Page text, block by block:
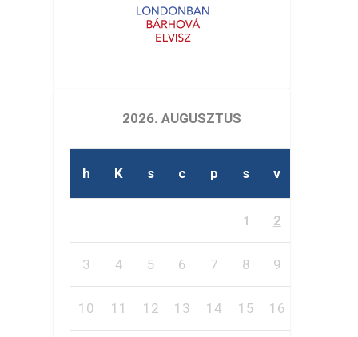
2026. AUGUSZTUS
h K s c p s v
1 2
3 4 5 6 7 8 9
10 11 12 13 14 15 16